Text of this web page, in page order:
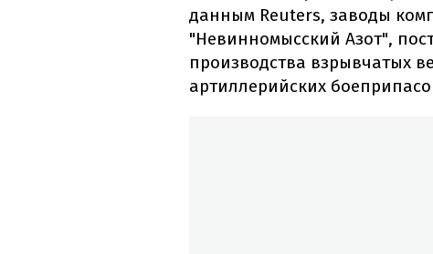
данным Reuters, заводы
"Невинномысский Азот",
производства взрывчатых
артиллерийских